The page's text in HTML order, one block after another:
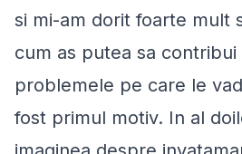
si mi-am dorit foarte mult
cum as putea sa contribui
problemele pe care le
fost primul motiv. In al